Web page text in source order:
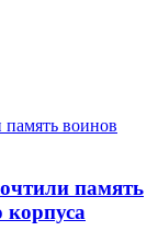
память
корпуса